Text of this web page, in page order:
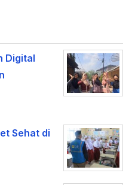
Digital
Sehat di